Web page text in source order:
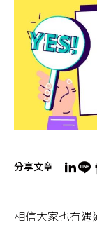
分享文章
相信大家也有遇